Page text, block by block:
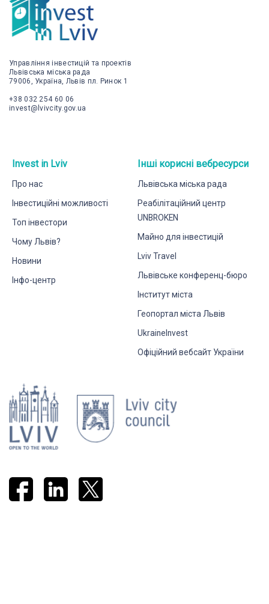
Управління інвестицій та проектів
Львівська міська рада
79006, Україна, Львів пл. Ринок 1
+38 032 254 60 06
invest@lvivcity.gov.ua
Invest in Lviv
Про нас
Інвестиційні можливості
Топ інвестори
Чому Львів?
Новини
Інфо-центр
Інші корисні вебресурси
Львівська міська рада
Реабілітаційний центр
UNBROKEN
Майно для інвестицій
Lviv Travel
Львівське конференц-бюро
Інститут міста
Геопортал міста Львів
UkraineInvest
Офіційний вебсайт України